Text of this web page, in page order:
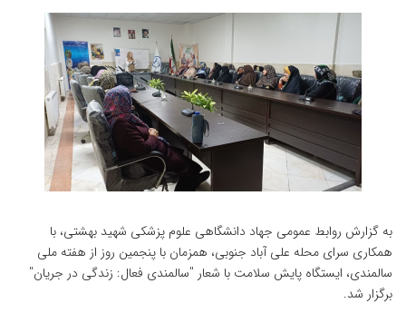
به گزارش روابط عمومی جهاد دانشگاهی علوم پزشکی شهید بهشتی، با
همکاری سرای محله علی آباد جنوبی، همزمان با پنجمین روز از هفته ملی
سالمندی، ایستگاه پایش سلامت با شعار "سالمندی فعال: زندگی در جریان"
برگزار شد.